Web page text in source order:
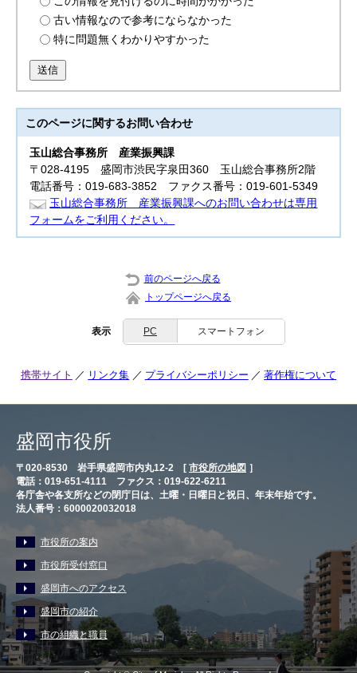
古い情報なので参考にならなかった
特に問題無くわかりやすかった
送信
このページに関するお問い合わせ
玉山総合事務所 産業振興課
〒028-4195 盛岡市渋民字泉田360 玉山総合事務所2階
電話番号：019-683-3852 ファクス番号：019-601-5349
玉山総合事務所 産業振興課へのお問い合わせは専用
フォームをご利用ください。
前のページへ戻る
トップページへ戻る
表示 PC スマートフォン
携帯サイト リンク集 プライバシーポリシー 著作権について
盛岡市役所
〒020-8530 岩手県盛岡市内丸12-2 [ 市役所の地図 ］
電話：019-651-4111 ファクス：019-622-6211
各庁舎や各支所などの閉庁日は、土曜・日曜日と祝日、年末年始です。
法人番号：6000020032018
市役所の案内
市役所受付窓口
盛岡市へのアクセス
盛岡市の紹介
市の組織と職員